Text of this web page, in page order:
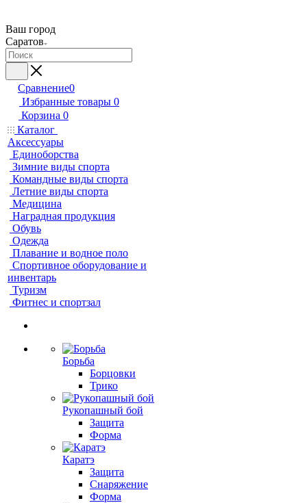
Ваш город
Саратов
Сравнение0
Избранные товары 0
Корзина 0
Каталог
Аксессуары
Единоборства
Зимние виды спорта
Командные виды спорта
Летние виды спорта
Медицина
Наградная продукция
Обувь
Одежда
Плавание и водное поло
Спортивное оборудование и
инвентарь
Туризм
Фитнес и спортзал
Борьба
Борцовки
Трико
Рукопашный бой
Защита
Форма
Каратэ
Защита
Снаряжение
Форма